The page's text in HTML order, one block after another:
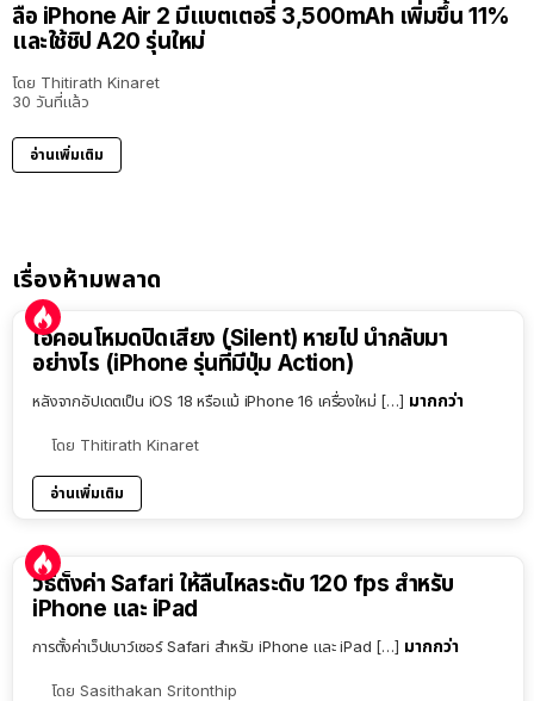
ลือ iPhone Air 2 มีแบตเตอรี่ 3,500mAh เพิ่มขึ้น 11%
และใช้ชิป A20 รุ่นใหม่
โดย Thitirath Kinaret
30 วันที่แล้ว
อ่านเพิ่มเติม
เรื่องห้ามพลาด
ไอคอนโหมดปิดเสียง (Silent) หายไป นำกลับมา
อย่างไร (iPhone รุ่นที่มีปุ่ม Action)
หลังจากอัปเดตเป็น iOS 18 หรือแม้ iPhone 16 เครื่องใหม่ […] มากกว่า
โดย Thitirath Kinaret
อ่านเพิ่มเติม
วิธีตั้งค่า Safari ให้ลื่นไหลระดับ 120 fps สำหรับ
iPhone และ iPad
การตั้งค่าเว็ปเบาว์เซอร์ Safari สำหรับ iPhone และ iPad […] มากกว่า
โดย Sasithakan Sritonthip